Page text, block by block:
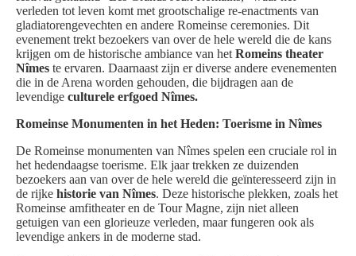
verleden tot leven komt met grootschalige re-enactments van
gladiatorengevechten en andere Romeinse ceremonies. Dit
evenement trekt bezoekers van over de hele wereld die de kans
krijgen om de historische ambiance van het Romeins theater
Nîmes te ervaren. Daarnaast zijn er diverse andere evenementen
die in de Arena worden gehouden, die bijdragen aan de
levendige culturele erfgoed Nîmes.
Romeinse Monumenten in het Heden: Toerisme in Nîmes
De Romeinse monumenten van Nîmes spelen een cruciale rol in
het hedendaagse toerisme. Elk jaar trekken ze duizenden
bezoekers aan van over de hele wereld die geïnteresseerd zijn in
de rijke historie van Nîmes. Deze historische plekken, zoals het
Romeinse amfitheater en de Tour Magne, zijn niet alleen
getuigen van een glorieuze verleden, maar fungeren ook als
levendige ankers in de moderne stad.